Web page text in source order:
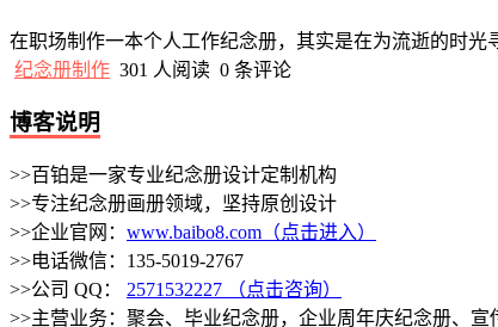
在职场制作一本个人工作纪念册，其实是在为流逝的时
纪念册制作 301 人阅读 0 条评论
博客说明
>>百铂是一家专业纪念册设计定制机构
>>专注纪念册画册领域，坚持原创设计
>>企业官网： www.baibo8.com（点击进入）
>>电话微信：135-5019-2767
>>公司 QQ： 2571532227 （点击咨询）
>>主营业务：聚会、毕业纪念册，企业周年庆纪念册、宣